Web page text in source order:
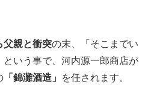
父親と衝突の末、「そこまでい
という事で、河内源一郎商店が
「錦灘酒造」 を任されます。